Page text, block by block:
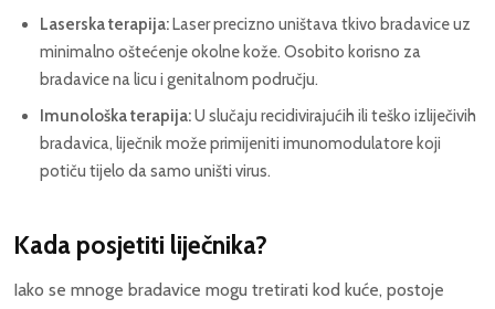
Laserska terapija: Laser precizno uništava tkivo bradavice uz
minimalno oštećenje okolne kože. Osobito korisno za
bradavice na licu i genitalnom području.
Imunološka terapija:U slučaju recidivirajućih ili teško izliječivih
bradavica, liječnik može primijeniti imunomodulatore koji
potiču tijelo da samo uništi virus.
Kada posjetiti liječnika?
Iako se mnoge bradavice mogu tretirati kod kuće, postoje